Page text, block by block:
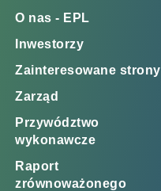
O nas - EPL
Inwestorzy
Zainteresowane strony
Zarząd
Przywództwo
wykonawcze
Raport
zrównoważonego